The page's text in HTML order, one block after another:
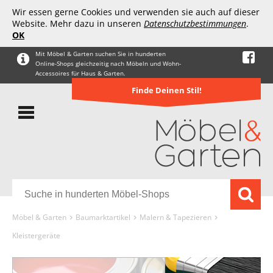
Wir essen gerne Cookies und verwenden sie auch auf dieser
Website. Mehr dazu in unseren Datenschutzbestimmungen.
OK
Mit Möbel & Garten suchen Sie in hunderten
Online-Shops gleichzeitig nach Möbeln und Wohn-
Accessoires für Haus & Garten.
Finde Deinen Stil!
Möbel & Garten Baumarktartikel
Malern & Tapezieren
Kleistergeräte